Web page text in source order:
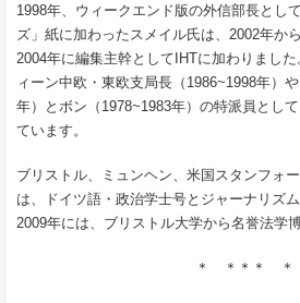
1998年、ウィークエンド版の外信部長とし
ズ」紙に加わったスメイル氏は、2002年か
2004年に編集主幹としてIHTに加わりまし
ィーン中欧・東欧支局長（1986~1998年）
年）とボン（1978~1983年）の特派員とし
ています。
ブリストル、ミュンヘン、米国スタンフォ
は、ドイツ語・政治学士号とジャーナリズ
2009年には、ブリストル大学から名誉法学
＊ ＊＊＊ ＊